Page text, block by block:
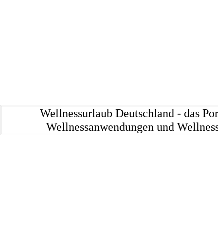
Wellnessurlaub Deutschland - das
Wellnessanwendungen und